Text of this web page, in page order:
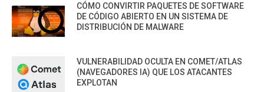
CÓMO CONVIRTIR PAQUETES DE SOFTWARE
DE CÓDIGO ABIERTO EN UN SISTEMA DE
DISTRIBUCIÓN DE MALWARE
VULNERABILIDAD OCULTA EN COMET/ATLAS
(NAVEGADORES IA) QUE LOS ATACANTES
EXPLOTAN